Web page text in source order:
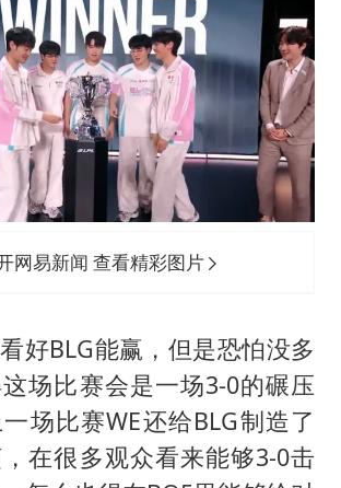
网易新闻 查看精彩图片
好BLG能赢，但是恐怕没多
场比赛会是一场3-0的碾压
场比赛WE还给BLG制造了
在很多观众看来能够3-0击